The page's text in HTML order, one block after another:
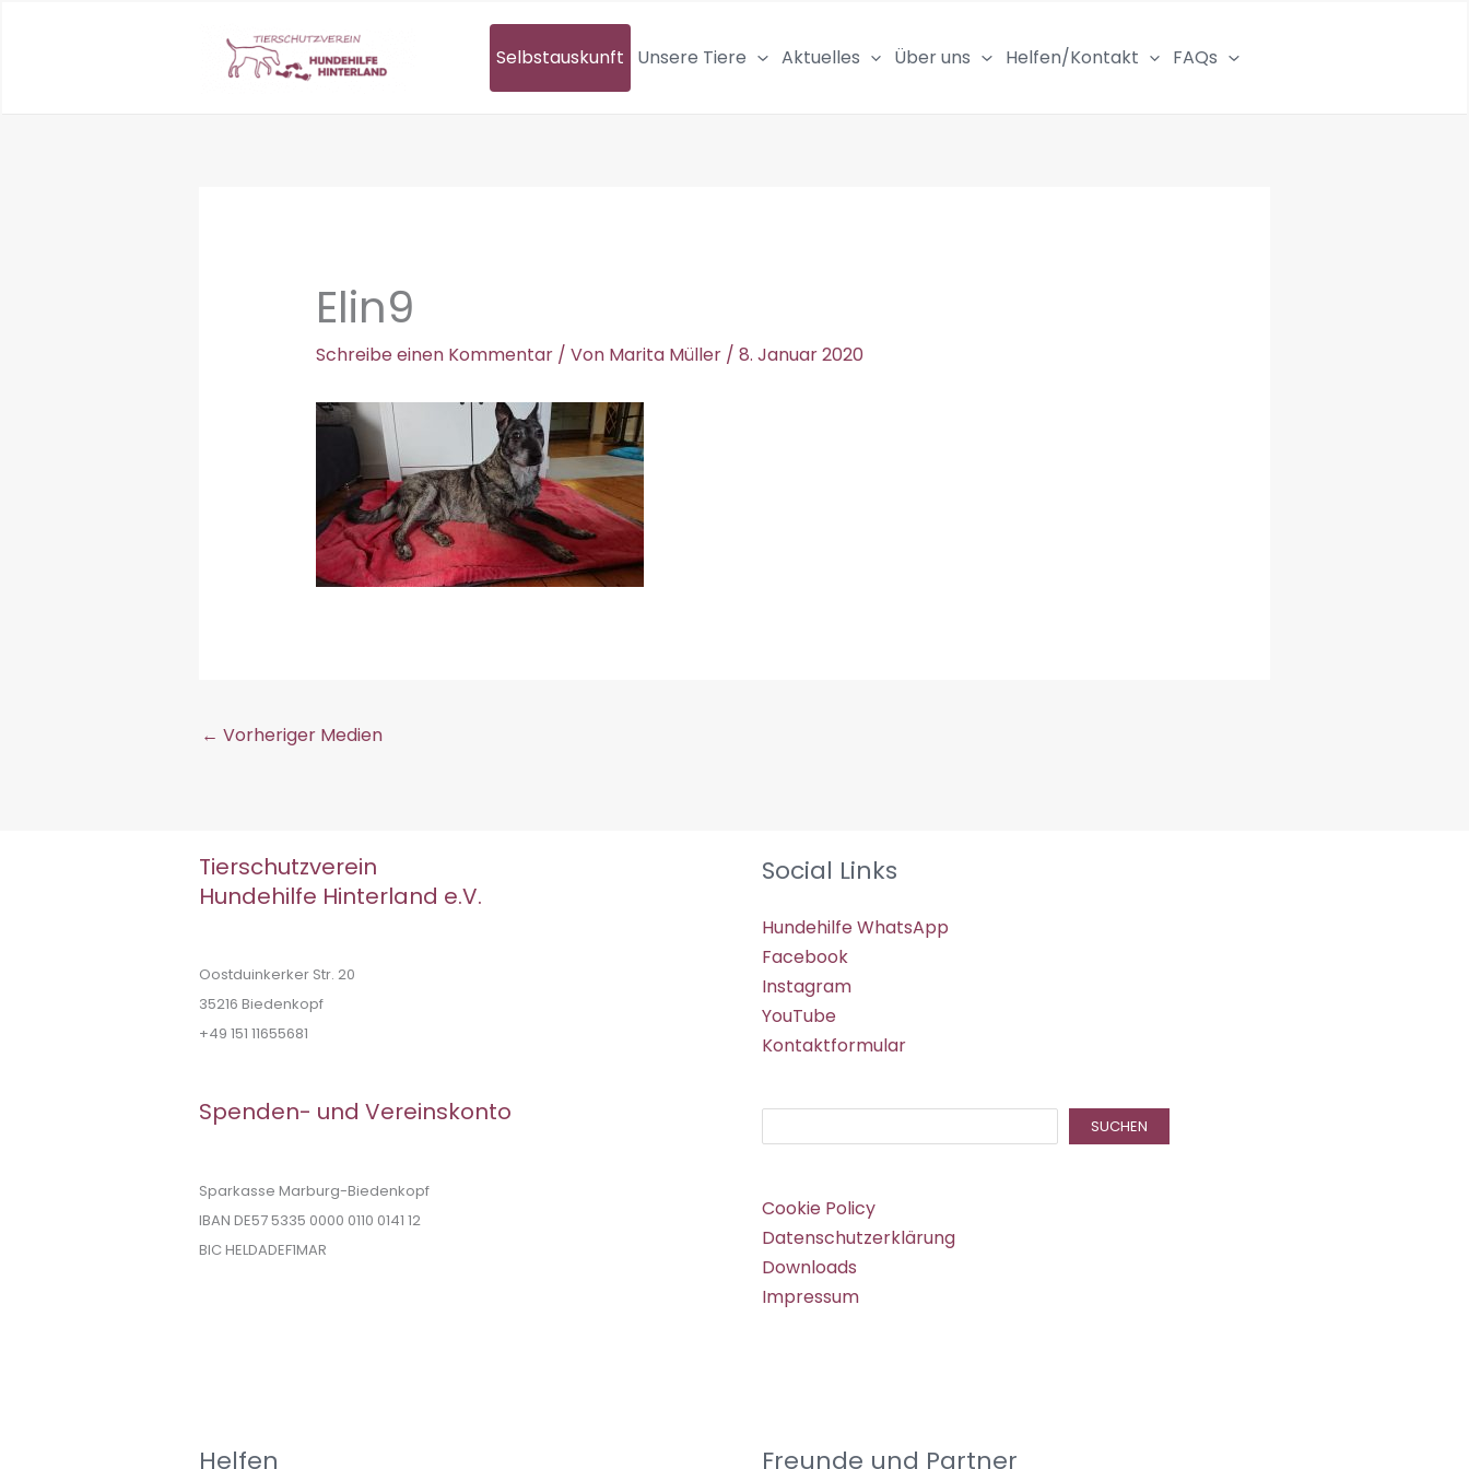
Selbstauskunft Unsere Tiere Aktuelles Über uns Helfen/Kontakt FAQs
Elin9
Schreibe einen Kommentar / Von Marita Müller / 8. Januar 2020
← Vorheriger Medien
Tierschutzverein
Hundehilfe Hinterland e.V.
Oostduinkerker Str. 20
35216 Biedenkopf
+49 151 11655681
Spenden- und Vereinskonto
Sparkasse Marburg-Biedenkopf
IBAN DE57 5335 0000 0110 0141 12
BIC HELDADEF1MAR
Social Links
Hundehilfe WhatsApp
Facebook
Instagram
YouTube
Kontaktformular
SUCHEN
Cookie Policy
Datenschutzerklärung
Downloads
Impressum
Helfen Freunde und Partner